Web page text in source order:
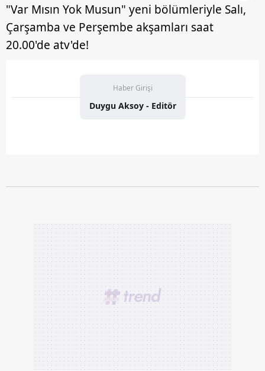
"Var Mısın Yok Musun" yeni bölümleriyle Salı,
Çarşamba ve Perşembe akşamları saat
20.00'de atv'de!
Haber Girişi
Duygu Aksoy - Editör